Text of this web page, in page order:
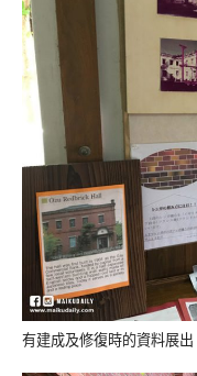
有建成及修復時的資料展出